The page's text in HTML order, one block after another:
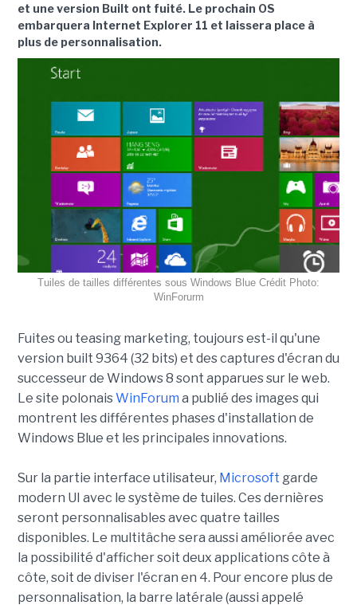
et une version Built ont fuité. Le prochain OS
embarquera Internet Explorer 11 et laissera place à
plus de personnalisation.
Tuiles de tailles différentes sous Windows Blue Crédit Photo:
WinForurm
Fuites ou teasing marketing, toujours est-il qu'une
version built 9364 (32 bits) et des captures d'écran du
successeur de Windows 8 sont apparues sur le web.
Le site polonaisWinForum a publié des images qui
montrent les différentes phases d'installation de
Windows Blue et les principales innovations.
Sur la partie interface utilisateur, Microsoft garde
modern UI avec le système de tuiles. Ces dernières
seront personnalisables avec quatre tailles
disponibles. Le multitâche sera aussi améliorée avec
la possibilité d'afficher soit deux applications côte à
côte, soit de diviser l'écran en 4. Pour encore plus de
personnalisation, la barre latérale (aussi appelé